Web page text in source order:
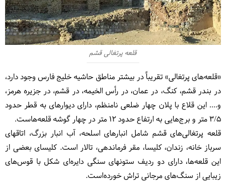
قلعه پرتغالی قشم
«قلعه‌های پرتغالی» تقریباً در بیشتر مناطق حاشیه خلیج فارس وجود دارد،
در بندر قشم، کنگ، در عمان، در رأس الخیمه، در قشم، در جزیره هرمز،
و.... این قلاع با پلان چهار ضلعی نامنظم، دارای دیوارهای به قطر حدود
۳/۵ متر و برج‌هایی به ارتفاع حدود ۱۲ متر در چهار گوشه قلعه‌هاست.
قلعه پرتغالی‌های قشم شامل انبارهای اسلحه، آب انبار بزرگ، اتاقهای
سرباز خانه، زندان، کلیسا، مقر فرماندهی، تالار است. کلیسای بعضی از
این قلعه‌ها، دارای دو ردیف ستونهای سنگی دایره‌ای شکل با قوس‌های
زیبایی از سنگ‌های مرجانی تراش خورده‌است.